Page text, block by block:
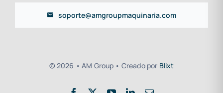
soporte@amgroupmaquinaria.com
© 2026 • AM Group • Creado por Blixt